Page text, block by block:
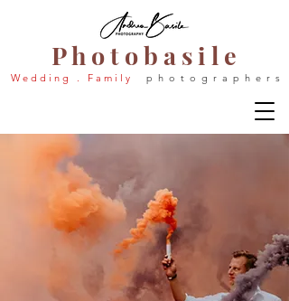
P h o t o b a s i l e
W e d d i n g . F a m i l y p h o t o g r a p h e r s